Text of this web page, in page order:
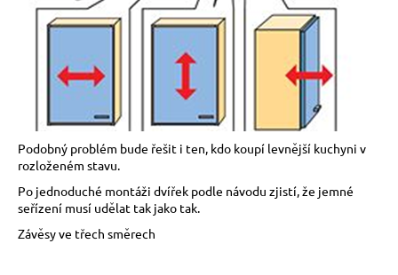
Podobný problém bude řešit i ten, kdo koupí levnější kuchyni v
rozloženém stavu.
Po jednoduché montáži dvířek podle návodu zjistí, že jemné
seřízení musí udělat tak jako tak.
Závěsy ve třech směrech